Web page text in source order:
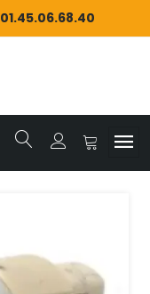
01.45.06.68.40